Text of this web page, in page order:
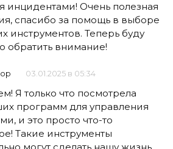
инцидентами! Очень полезная
спасибо за помощь в выборе
инструментов. Теперь буду
обратить внимание!
03.01.2025 в 05:34
Я только что посмотрела
программ для управления
и это просто что-то
Такие инструменты